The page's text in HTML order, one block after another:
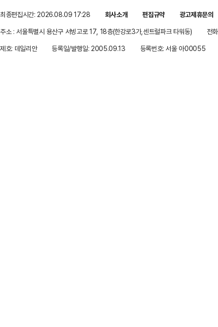
최종편집시간: 2026.08.09 17:28 회사소개 편집규약
광고제휴문의
주소 : 서울특별시 용산구 서빙고로 17, 18층(한강로3가,센트럴파크 타워동)
전
제호: 데일리안
등록일/발행일: 2005.09.13 등록번호: 서울 아00055